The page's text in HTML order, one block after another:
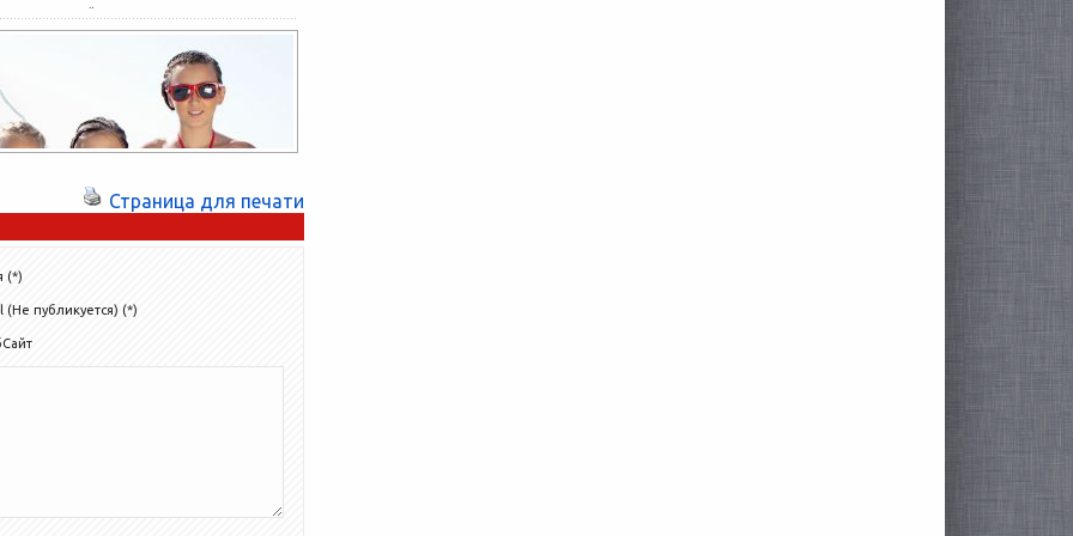
жизнь хозяйкам и снимает с них ряд
обязанностей, связанных...
Страница для печати
(*)
(Не публикуется) (*)